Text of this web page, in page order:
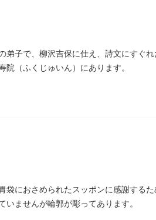
弟子で、柳沢吉保に仕え、詩文にすぐ
（ふくじゅいん）にあります。
袋におさめられたスッポンに感謝する
いませんが輪郭が彫ってあります。